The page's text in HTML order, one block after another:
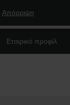
Απόρριψη
Εταιρικό προφίλ